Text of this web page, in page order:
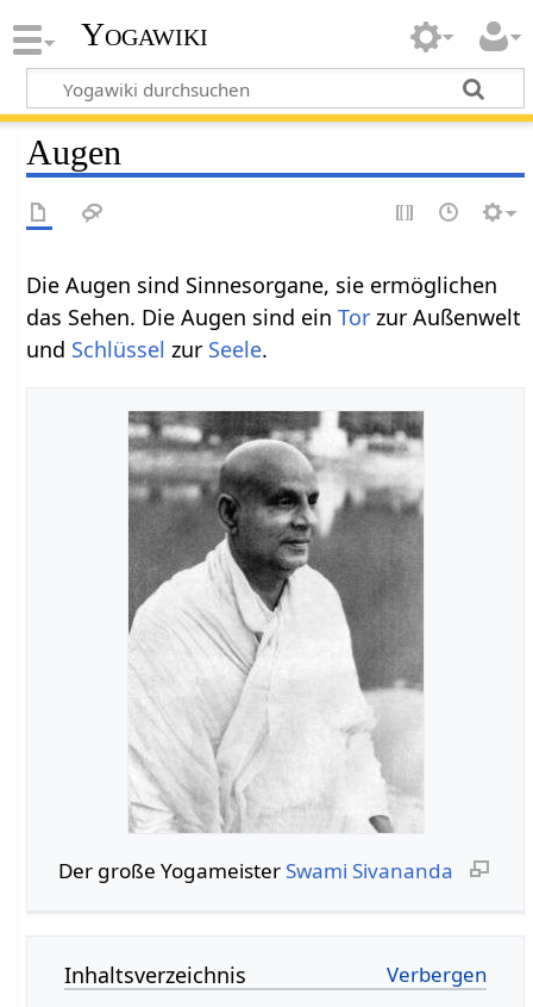
Yogawiki
Augen
Die Augen sind Sinnesorgane, sie ermöglichen
das Sehen. Die Augen sind einTor zur Außenwelt
und Schlüssel zur Seele.
Der große Yogameister Swami Sivananda
Inhaltsverzeichnis